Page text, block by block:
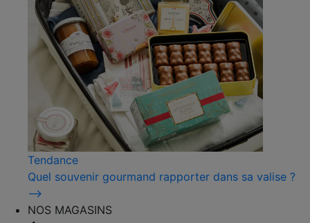
Tendance
Quel souvenir gourmand rapporter dans sa valise ?
⟶
NOS MAGASINS